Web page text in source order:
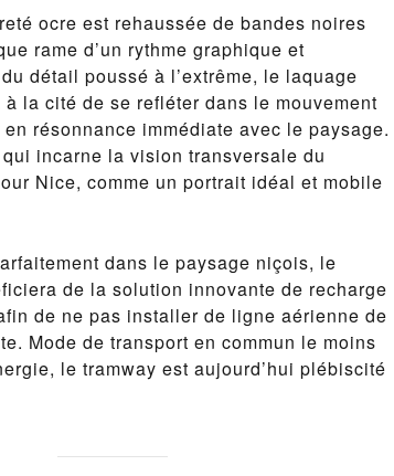
ocre est rehaussée de bandes noires
rame d’un rythme graphique et
détail poussé à l’extrême, le laquage
la cité de se refléter dans le mouvement
résonnance immédiate avec le paysage.
incarne la vision transversale du
Nice, comme un portrait idéal et mobile
dans le paysage niçois, le
de la solution innovante de recharge
de ne pas installer de ligne aérienne de
Mode de transport en commun le moins
le tramway est aujourd’hui plébiscité